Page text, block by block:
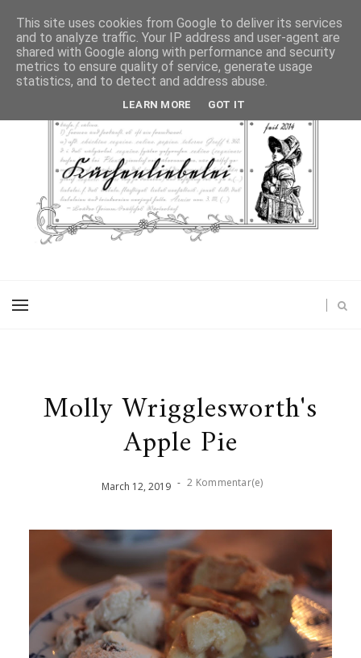
Molly Wrigglesworth's
Apple Pie
March 12,2019 - 2 Kommentar(e)
This site uses cookies from Google to deliver its services
and to analyze traffic. Your IP address and user-agent are
shared with Google along with performance and security
metrics to ensure quality of service, generate usage
statistics, and to detect and address abuse.
LEARN MORE GOT IT